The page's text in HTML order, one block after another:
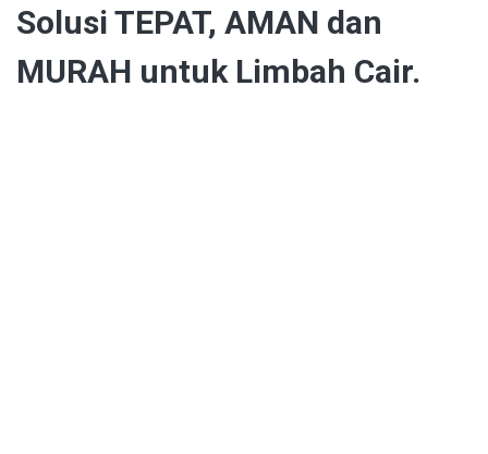
Solusi TEPAT, AMAN dan
MURAH untuk Limbah Cair.